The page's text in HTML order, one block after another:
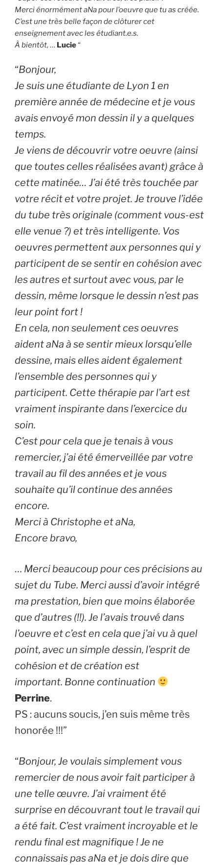
Merci énormément aNa pour l’oeuvre que tu as créée.
C’est une très belle façon de clôturer cet
enseignement avec les étudiant.e.s.
À bientôt, … Lucie“
“Bonjour,
Je suis une étudiante de Lyon 1 en
première année de médecine et je vous
avais envoyé mon dessin il y a quelques
temps.
Je viens de découvrir votre oeuvre (ainsi
que toutes celles réalisées avant) grâce à
cette matinée… J’ai été très touchée par
votre récit et votre projet. Je trouve l’idée
du tube très originale (comment vous-est
elle venue ?) et très intelligente. Vos
oeuvres permettent aux personnes qui y
participent de se sentir en cohésion avec
les autres et surtout avec vous, par le
dessin, même lorsque le dessin n’est pas
leur point fort !
En cela, non seulement ces oeuvres
aident aNa à se sentir mieux lorsqu’elle
dessine, mais elles aident également
l’ensemble des personnes qui y
participent. Cette thérapie par l’art est
vraiment inspirante dans l’exercice du
soin.
C’est pour cela que je tenais à vous
remercier, j’ai été émerveillée par votre
travail au fil des années et je vous
souhaite qu’il continue des années
encore.
Merci à Christophe et aNa,
Encore bravo,
… Merci beaucoup pour ces précisions au
sujet du Tube. Merci aussi d’avoir intégré
ma prestation, bien que moins élaborée
que d’autres (!!). Je l’avais trouvé dans
l’oeuvre et c’est en cela que j’ai vu à quel
point, avec un simple dessin, l’esprit de
cohésion et de création est
important. Bonne continuation
Perrine.
PS : aucuns soucis, j’en suis même très
honorée !!!”
“Bonjour, Je voulais simplement vous
remercier de nous avoir fait participer à
une telle œuvre. J’ai vraiment été
surprise en découvrant tout le travail qui
a été fait. C’est vraiment incroyable et le
rendu final est magnifique ! Je ne
connaissais pas aNa et je dois dire que